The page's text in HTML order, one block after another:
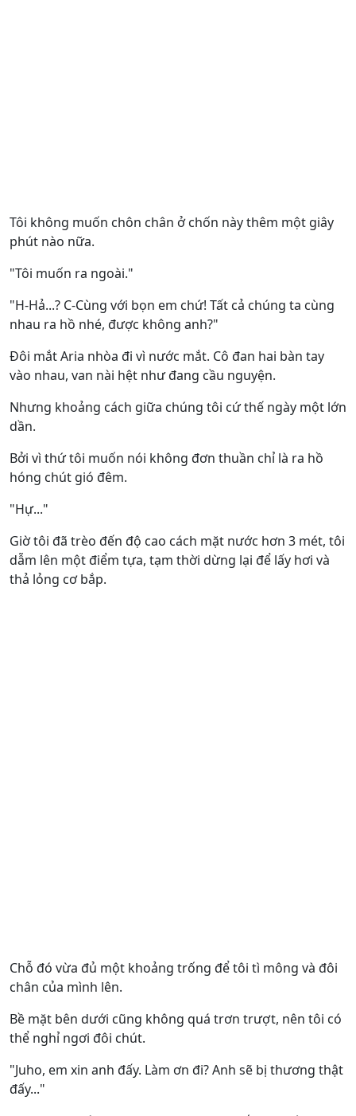
Tôi không muốn chôn chân ở chốn này thêm một giây
phút nào nữa.
"Tôi muốn ra ngoài."
"H-Hả...? C-Cùng với bọn em chứ! Tất cả chúng ta cùng
nhau ra hồ nhé, được không anh?"
Đôi mắt Aria nhòa đi vì nước mắt. Cô đan hai bàn tay
vào nhau, van nài hệt như đang cầu nguyện.
Nhưng khoảng cách giữa chúng tôi cứ thế ngày một lớn
dần.
Bởi vì thứ tôi muốn nói không đơn thuần chỉ là ra hồ
hóng chút gió đêm.
"Hự..."
Giờ tôi đã trèo đến độ cao cách mặt nước hơn 3 mét, tôi
dẫm lên một điểm tựa, tạm thời dừng lại để lấy hơi và
thả lỏng cơ bắp.
Chỗ đó vừa đủ một khoảng trống để tôi tì mông và đôi
chân của mình lên.
Bề mặt bên dưới cũng không quá trơn trượt, nên tôi có
thể nghỉ ngơi đôi chút.
"Juho, em xin anh đấy. Làm ơn đi? Anh sẽ bị thương thật
đấy..."